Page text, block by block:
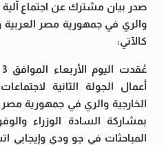
والري في جمهورية مصر
كالآتي:
الخارجية والري في جمهورية
بمشاركة السادة الوزراء
المباحثات في جو ودي وإيجابي